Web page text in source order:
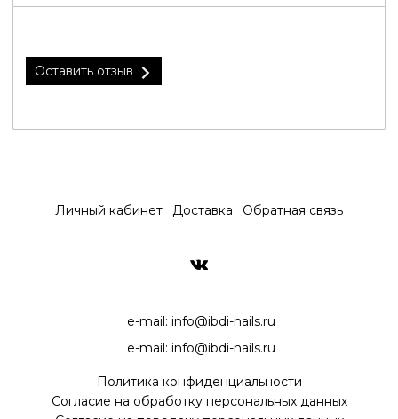
Оставить отзыв
Личный кабинет Доставка Обратная связь
e-mail: info@ibdi-nails.ru
e-mail: info@ibdi-nails.ru
Политика конфиденциальности
Согласие на обработку персональных данных